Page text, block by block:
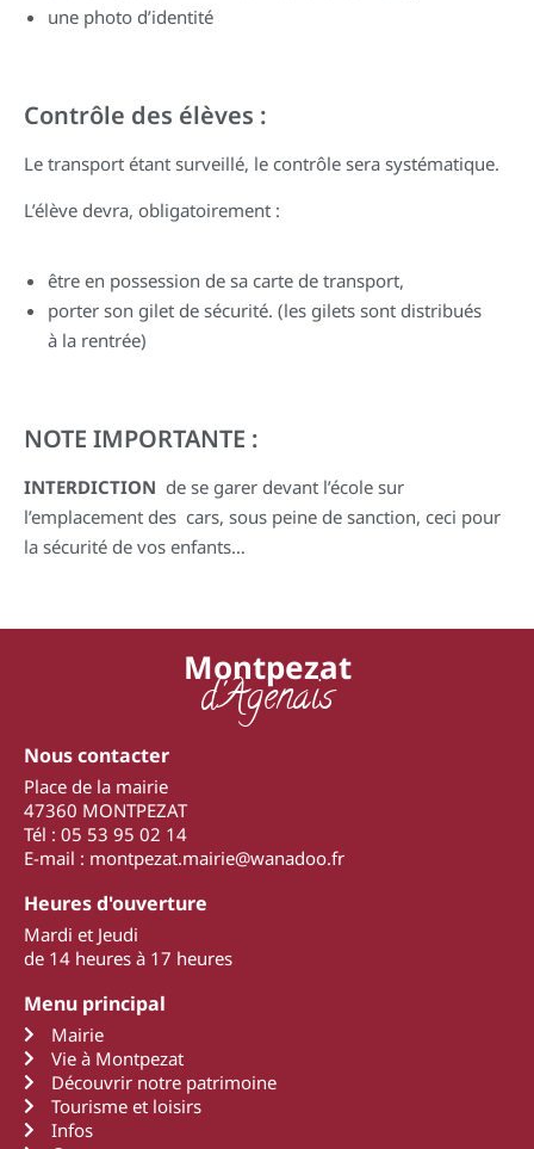
une photo d’identité
Contrôle des élèves :
Le transport étant surveillé, le contrôle sera systématique.
L’élève devra, obligatoirement :
être en possession de sa carte de transport,
porter son gilet de sécurité. (les gilets sont distribués
à la rentrée)
NOTE IMPORTANTE :
INTERDICTION de se garer devant l’école sur
l’emplacement des cars, sous peine de sanction, ceci pour
la sécurité de vos enfants…
Montpezat
d'Agenais
Nous contacter
Place de la mairie
47360 MONTPEZAT
Tél : 05 53 95 02 14
E-mail : montpezat.mairie@wanadoo.fr
Heures d'ouverture
Mardi et Jeudi
de 14 heures à 17 heures
Menu principal
Mairie
Vie à Montpezat
Découvrir notre patrimoine
Tourisme et loisirs
Infos